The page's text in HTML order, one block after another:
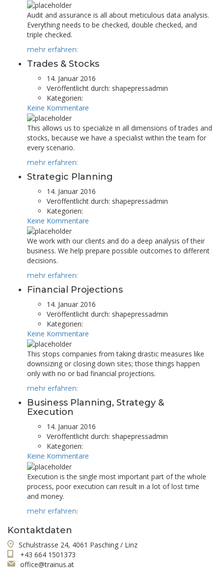
Audit and assurance is all about meticulous data analysis.
Everything needs to be checked, double checked, and
triple checked.
mehr erfahren:
Trades & Stocks
14. Januar 2016
Veröffentlicht durch: shapepressadmin
Kategorien:
Keine Kommentare
This allows us to specialize in all dimensions of trades and
stocks, because we have a specialist within the team for
every scenario.
mehr erfahren:
Strategic Planning
14. Januar 2016
Veröffentlicht durch: shapepressadmin
Kategorien:
Keine Kommentare
We work with our clients and do a deep analysis of their
business. We help prepare possible outcomes to different
decisions.
mehr erfahren:
Financial Projections
14. Januar 2016
Veröffentlicht durch: shapepressadmin
Kategorien:
Keine Kommentare
This stops companies from taking drastic measures like
downsizing or closing down sites; those things happen
only with no or bad financial projections.
mehr erfahren:
Business Planning, Strategy &
Execution
14. Januar 2016
Veröffentlicht durch: shapepressadmin
Kategorien:
Keine Kommentare
Execution is the single most important part of the whole
process, poor execution can result in a lot of lost time
and money.
mehr erfahren:
Kontaktdaten
Schulstrasse 24, 4061 Pasching / Linz
+43 664 1501373
office@trainus.at